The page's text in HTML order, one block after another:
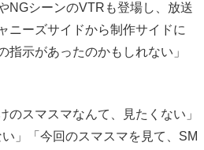
NGシーンのVTRも登場し、放送
ニーズサイドから制作サイドに
指示があったのかもしれない」
スマスマなんて、見たくない」
」「今回のスマスマを見て、SM